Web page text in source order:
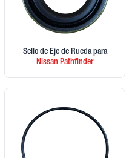
Sello de Eje de Rueda para
Nissan Pathfinder